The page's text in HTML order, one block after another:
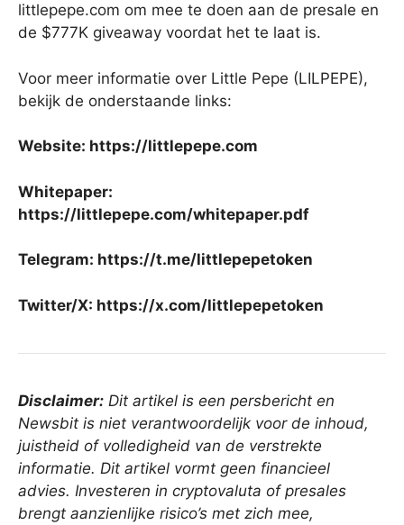
littlepepe.com om mee te doen aan de presale en
de $777K giveaway voordat het te laat is.
Voor meer informatie over Little Pepe (LILPEPE),
bekijk de onderstaande links:
Website: https://littlepepe.com
Whitepaper:
https://littlepepe.com/whitepaper.pdf
Telegram: https://t.me/littlepepetoken
Twitter/X: https://x.com/littlepepetoken
Disclaimer: Dit artikel is een persbericht en
Newsbit is niet verantwoordelijk voor de inhoud,
juistheid of volledigheid van de verstrekte
informatie. Dit artikel vormt geen financieel
advies. Investeren in cryptovaluta of presales
brengt aanzienlijke risico’s met zich mee,